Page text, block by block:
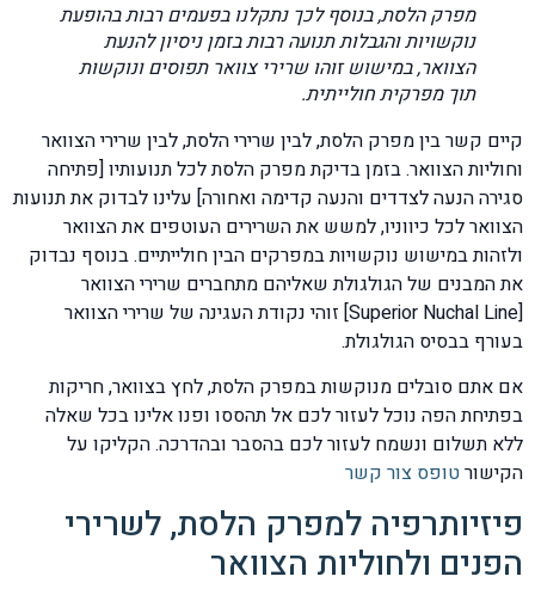
מפרק הלסת, בנוסף לכך נתקלנו בפעמים רבות בהופעת
נוקשויות והגבלות תנועה רבות בזמן ניסיון להנעת
הצוואר, במישוש זוהו שרירי צוואר תפוסים ונוקשות
תוך מפרקית חולייתית.
קיים קשר בין מפרק הלסת, לבין שרירי הלסת, לבין שרירי הצוואר
וחוליות הצוואר. בזמן בדיקת מפרק הלסת לכל תנועותיו [פתיחה
סגירה הנעה לצדדים והנעה קדימה ואחורה] עלינו לבדוק את תנועות
הצוואר לכל כיווניו, למשש את השרירים העוטפים את הצוואר
ולזהות במישוש נוקשויות במפרקים הבין חולייתיים. בנוסף נבדוק
את המבנים של הגולגולת שאליהם מתחברים שרירי הצוואר
[Superior Nuchal Line] זוהי נקודת העגינה של שרירי הצוואר
בעורף בבסיס הגולגולת.
אם אתם סובלים מנוקשות במפרק הלסת, לחץ בצוואר, חריקות
בפתיחת הפה נוכל לעזור לכם אל תהססו ופנו אלינו בכל שאלה
ללא תשלום ונשמח לעזור לכם בהסבר ובהדרכה. הקליקו על
הקישורטופס צור קשר
פיזיותרפיה למפרק הלסת, לשרירי
הפנים ולחוליות הצוואר